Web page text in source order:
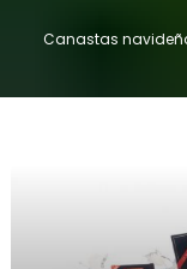
Canastas